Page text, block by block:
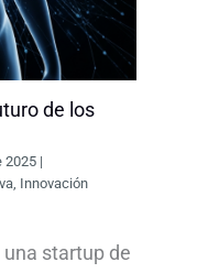
de los
2025 |
, Innovación
startup de